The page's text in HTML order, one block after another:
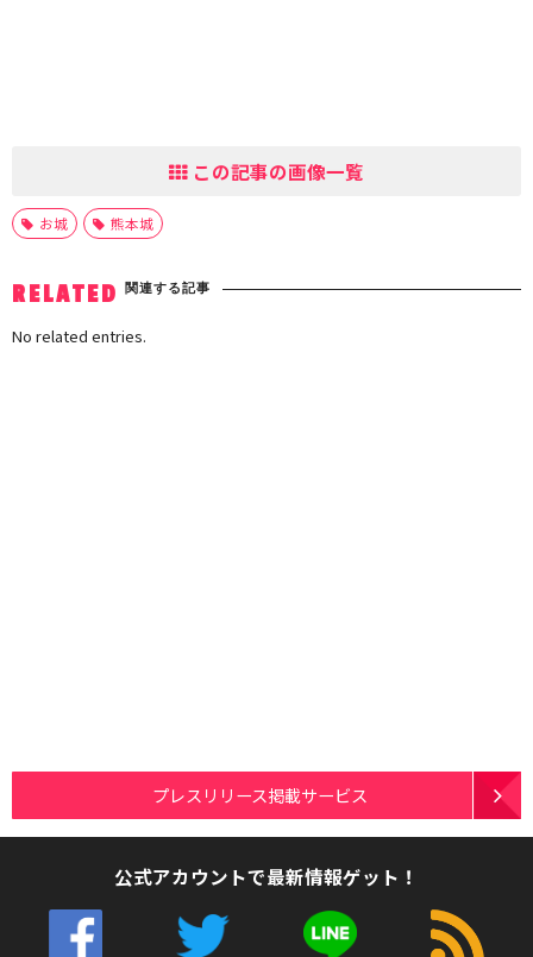
この記事の画像一覧
お城 熊本城
RELATED 関連する記事
No related entries.
プレスリリース掲載サービス
公式アカウントで最新情報ゲット！